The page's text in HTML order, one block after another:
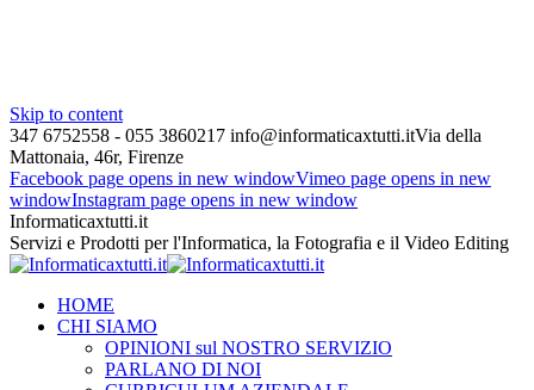
Skip to content
347 6752558 - 055 3860217 info@informaticaxtutti.itVia della
Mattonaia, 46r, Firenze
Facebook page opens in new windowVimeo page opens in new
windowInstagram page opens in new window
Informaticaxtutti.it
Servizi e Prodotti per l'Informatica, la Fotografia e il Video Editing
HOME
CHI SIAMO
OPINIONI sul NOSTRO SERVIZIO
PARLANO DI NOI